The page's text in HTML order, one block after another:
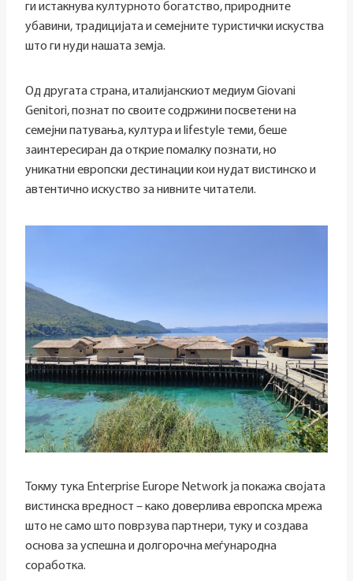
ги истакнува културното богатство, природните
убавини, традицијата и семејните туристички искуства
што ги нуди нашата земја.
Од другата страна, италијанскиот медиум Giovani
Genitori, познат по своите содржини посветени на
семејни патувања, култура и lifestyle теми, беше
заинтересиран да открие помалку познати, но
уникатни европски дестинации кои нудат вистинско и
автентично искуство за нивните читатели.
Токму тука Enterprise Europe Network ја покажа својата
вистинска вредност – како доверлива европска мрежа
што не само што поврзува партнери, туку и создава
основа за успешна и долгорочна меѓународна
соработка.